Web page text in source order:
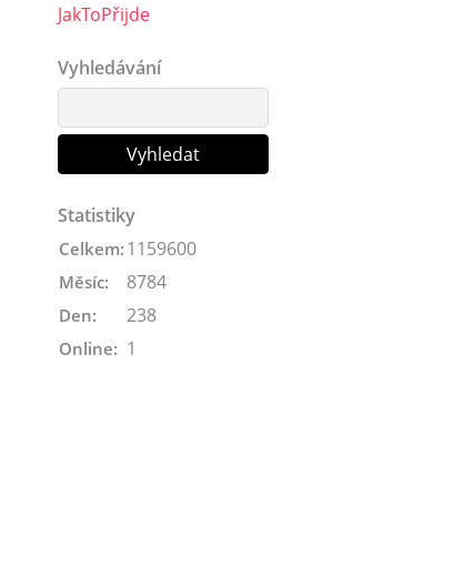
JakToPřijde
Vyhledávání
Statistiky
Online: 1
Celkem: 1159600
Měsíc: 8784
Den: 238